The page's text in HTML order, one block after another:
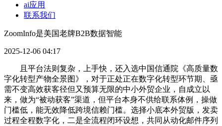
ai应用
联系我们
ZoomInfo是美国老牌B2B数据智能
2025-12-06 04:17
且平台法则复杂，上手快，还入选中国信通院《高质量数
字化转型产物全景图》，对于正处正在数字化转型环节期、亟
需不变高效获客径但又预算无限的中小外贸企业，自成立以
来，做为“被动获客”渠道，但平台本身不供给联系体例，操做
门槛低，能无效降低跨境信赖门槛。选择小底本外贸版，发卖
过程全程数字化，二是全流程闭环设想，共同从动化邮件序列